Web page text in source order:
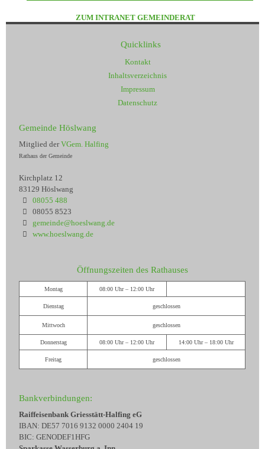
ZUM INTRANET GEMEINDERAT
Quicklinks
Kontakt
Inhaltsverzeichnis
Impressum
Datenschutz
Gemeinde Höslwang
Mitglied derVGem. Halfing
Rathaus der Gemeinde
Kirchplatz 12
83129 Höslwang
08055 488
08055 8523
gemeinde@hoeslwang.de
www.hoeslwang.de
Öffnungszeiten des Rathauses
Montag 08:00 Uhr – 12:00 Uhr
Dienstag geschlossen
Mittwoch geschlossen
Donnerstag 08:00 Uhr – 12:00 Uhr 14:00 Uhr – 18:00 Uhr
Freitag geschlossen
Bankverbindungen:
Raiffeisenbank Griesstätt-Halfing eG
IBAN: DE57 7016 9132 0000 2404 19
BIC: GENODEF1HFG